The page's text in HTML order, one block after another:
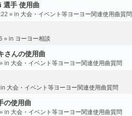
手 使用曲
» in 大会・イベント等ヨーヨー関連使用曲質問
» in ヨーヨー相談
さんの使用曲
in 大会・イベント等ヨーヨー関連使用曲質問
大会・イベント等ヨーヨー関連使用曲質問
の使用曲
in 大会・イベント等ヨーヨー関連使用曲質問